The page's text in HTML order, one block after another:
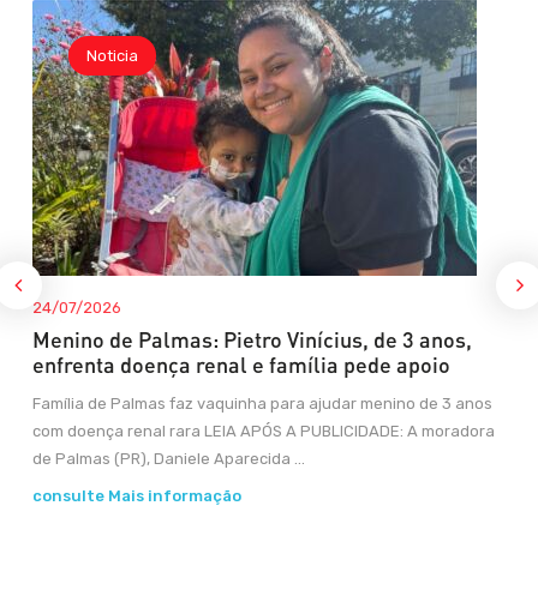
Noticia
24/07/2026
Menino de Palmas: Pietro Vinícius, de 3 anos,
enfrenta doença renal e família pede apoio
Família de Palmas faz vaquinha para ajudar menino de 3 anos
com doença renal rara LEIA APÓS A PUBLICIDADE: A moradora
de Palmas (PR), Daniele Aparecida ...
consulte Mais informação